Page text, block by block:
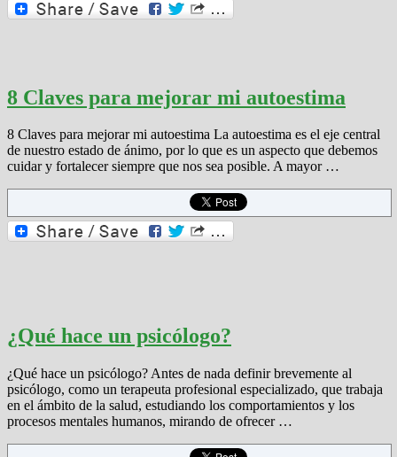
8 Claves para mejorar mi autoestima
8 Claves para mejorar mi autoestima La autoestima es el eje central
de nuestro estado de ánimo, por lo que es un aspecto que debemos
cuidar y fortalecer siempre que nos sea posible. A mayor …
¿Qué hace un psicólogo?
¿Qué hace un psicólogo? Antes de nada definir brevemente al
psicólogo, como un terapeuta profesional especializado, que trabaja
en el ámbito de la salud, estudiando los comportamientos y los
procesos mentales humanos, mirando de ofrecer …